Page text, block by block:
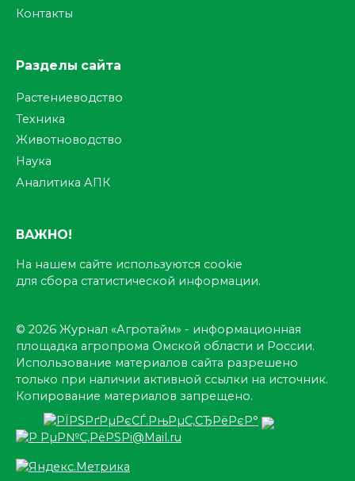
Контакты
Разделы сайта
Растениеводство
Техника
Животноводство
Наука
Аналитика АПК
ВАЖНО!
На нашем сайте используются cookie
для сбора статистической информации.
© 2026 Журнал «Агротайм» - информационная
площадка агропрома Омской области и России.
Использование материалов сайта разрешено
только при наличии активной ссылки на источник.
Копирование материалов запрещено.